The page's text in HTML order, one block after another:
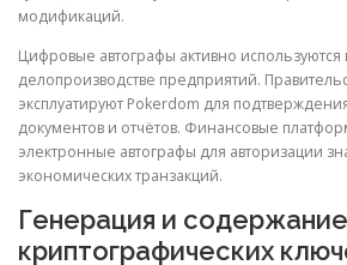
модификаций.
Цифровые автографы активно используются
делопроизводстве предприятий.
эксплуатируют Pokerdom для
документов и отчётов. Финансовые
электронные автографы для авторизации
экономических транзакций.
Генерация и содержание
криптографических